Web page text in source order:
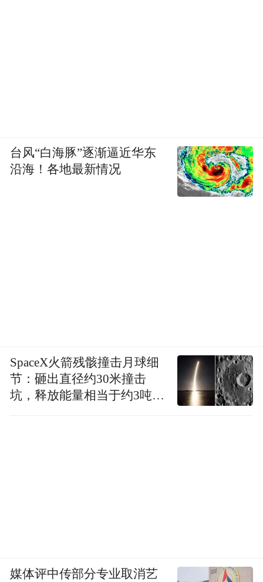
台风“白海豚”逐渐逼近华东
沿海！各地最新情况
SpaceX火箭残骸撞击月球细
节：砸出直径约30米撞击
坑，释放能量相当于约3吨
媒体评中传部分专业取消艺